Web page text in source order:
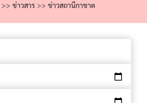
>> ข่าวสาร >> ข่าวสถานีกาชาด